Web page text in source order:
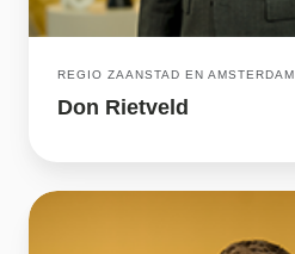
REGIO ZAANSTAD EN AMSTERDAM
Don Rietveld
Pascal
Boelhouwers